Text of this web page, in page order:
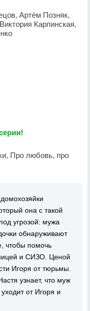
Артём Позняк,
Карпинская,
Про любовь, про
она с такой
угрозой: мужа
обнаруживают
чтобы помочь
и СИЗО. Ценой
Игоря от тюрьмы.
узнает, что муж
от Игоря и